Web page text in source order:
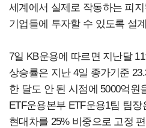
세계에서 실제로 작동하는 피
기업들에 투자할 수 있도록 설
7일 KB운용에 따르면 지난달
상승률은 지난 4일 종가기준
한 달도 안 된 시점에 5000억원
ETF운용본부 ETF운용1팀 팀
현대차를 25% 비중으로 고정